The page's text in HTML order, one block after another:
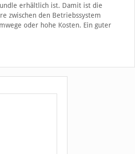
erhältlich ist. Damit ist die
zwischen den Betriebssystem
oder hohe Kosten. Ein guter